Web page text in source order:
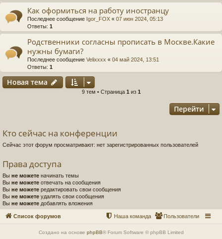
Как оформиться на работу иностранцу
Последнее сообщение Igor_FOX « 07 июн 2024, 05:13
Ответы: 1
Родственники согласны прописать в Москве.Какие
нужны бумаги?
Последнее сообщение Velixxxx « 04 май 2024, 13:51
Ответы: 1
Новая тема
9 тем • Страница 1 из 1
Перейти
Кто сейчас на конференции
Сейчас этот форум просматривают: нет зарегистрированных пользователей
Права доступа
Вы не можете начинать темы
Вы не можете отвечать на сообщения
Вы не можете редактировать свои сообщения
Вы не можете удалять свои сообщения
Вы не можете добавлять вложения
Список форумов Пользователи
Наша команда
Создано на основе phpBB® Forum Software © phpBB Limited